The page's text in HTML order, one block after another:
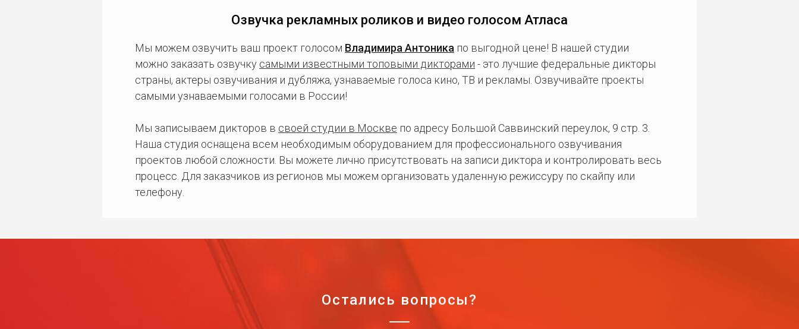
Озвучка рекламных роликов и видео голосом Атласа
Мы можем озвучить ваш проект голосом Владимира Антоника по выгодной цене! В нашей студии
можно заказать озвучку самыми известными топовыми дикторами - это лучшие федеральные дикторы
страны, актеры озвучивания и дубляжа, узнаваемые голоса кино, ТВ и рекламы. Озвучивайте проекты
самыми узнаваемыми голосами в России!
Мы записываем дикторов в своей студии в Москве по адресу Большой Саввинский переулок, 9 стр. 3.
Наша студия оснащена всем необходимым оборудованием для профессионального озвучивания
проектов любой сложности. Вы можете лично присутствовать на записи диктора и контролировать весь
процесс. Для заказчиков из регионов мы можем организовать удаленную режиссуру по скайпу или
телефону.
Остались вопросы?